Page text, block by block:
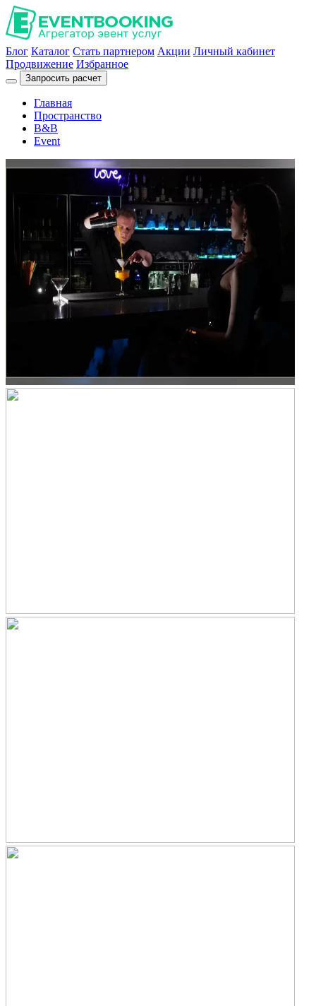
Блог Каталог Стать партнером Акции Личный кабинет
Продвижение Избранное
Запросить расчет
Главная
Пространство
B&B
Event